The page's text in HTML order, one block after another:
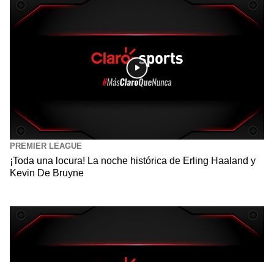
PREMIER LEAGUE
¡Toda una locura! La noche histórica de Erling Haaland y
Kevin De Bruyne